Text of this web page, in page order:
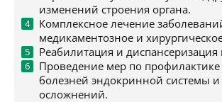
изменений строения органа.
Комплексное лечение
медикаментозное и
Реабилитация и диспансеризация
Проведение мер по профилактике
болезней эндокринной системы
осложнений.